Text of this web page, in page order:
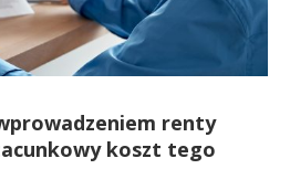
renty
koszt tego